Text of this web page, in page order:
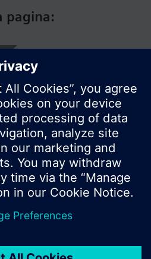
pagina:
Ltd. 2018
variare a seconda del